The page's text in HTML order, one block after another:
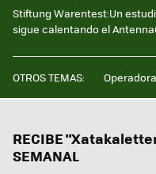
Stiftung Warentest:Un
sigue calentando el
OTROS TEMAS:
RECIBE
SEMANAL